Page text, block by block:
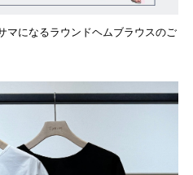
マになるラウンドヘムブラウスのご